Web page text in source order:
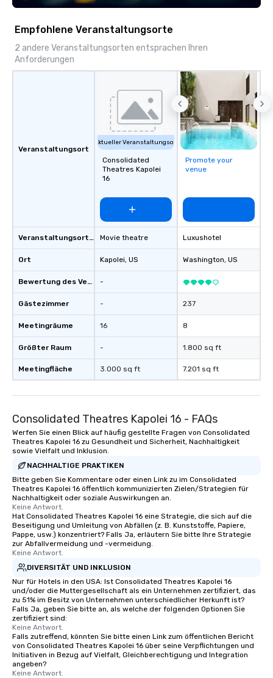
across multiple time zones.
Empfohlene Veranstaltungsorte
2 andere Veranstaltungsorten entsprachen Ihren
Anforderungen
Veranstaltungsort
Veranstaltungsortstyp
Ort
Bewertung des Veranstaltungsortes
Gästezimmer
Meetingräume
Größter Raum
Meetingfläche
Aktueller Veranstaltungsort
Consolidated
Theatres Kapolei
16
Movie theatre
Kapolei, US
-
-
16
-
3.000 sq ft
Promote your
venue
Luxushotel
Washington, US
237
8
1.800 sq ft
7.201 sq ft
Consolidated Theatres Kapolei 16 - FAQs
Werfen Sie einen Blick auf häufig gestellte Fragen von Consolidated
Theatres Kapolei 16 zu Gesundheit und Sicherheit, Nachhaltigkeit
sowie Vielfalt und Inklusion.
NACHHALTIGE PRAKTIKEN
Bitte geben Sie Kommentare oder einen Link zu im Consolidated
Theatres Kapolei 16 öffentlich kommunizierten Zielen/Strategien für
Nachhaltigkeit oder soziale Auswirkungen an.
Keine Antwort.
Hat Consolidated Theatres Kapolei 16 eine Strategie, die sich auf die
Beseitigung und Umleitung von Abfällen (z. B. Kunststoffe, Papiere,
Pappe, usw.) konzentriert? Falls Ja, erläutern Sie bitte Ihre Strategie
zur Abfallvermeidung und -vermeidung.
Keine Antwort.
DIVERSITÄT UND INKLUSION
Nur für Hotels in den USA: Ist Consolidated Theatres Kapolei 16
und/oder die Muttergesellschaft als ein Unternehmen zertifiziert, das
zu 51% im Besitz von Unternehmen unterschiedlicher Herkunft ist?
Falls Ja, geben Sie bitte an, als welche der folgenden Optionen Sie
zertifiziert sind:
Keine Antwort.
Falls zutreffend, könnten Sie bitte einen Link zum öffentlichen Bericht
von Consolidated Theatres Kapolei 16 über seine Verpflichtungen und
Initiativen in Bezug auf Vielfalt, Gleichberechtigung und Integration
angeben?
Keine Antwort.